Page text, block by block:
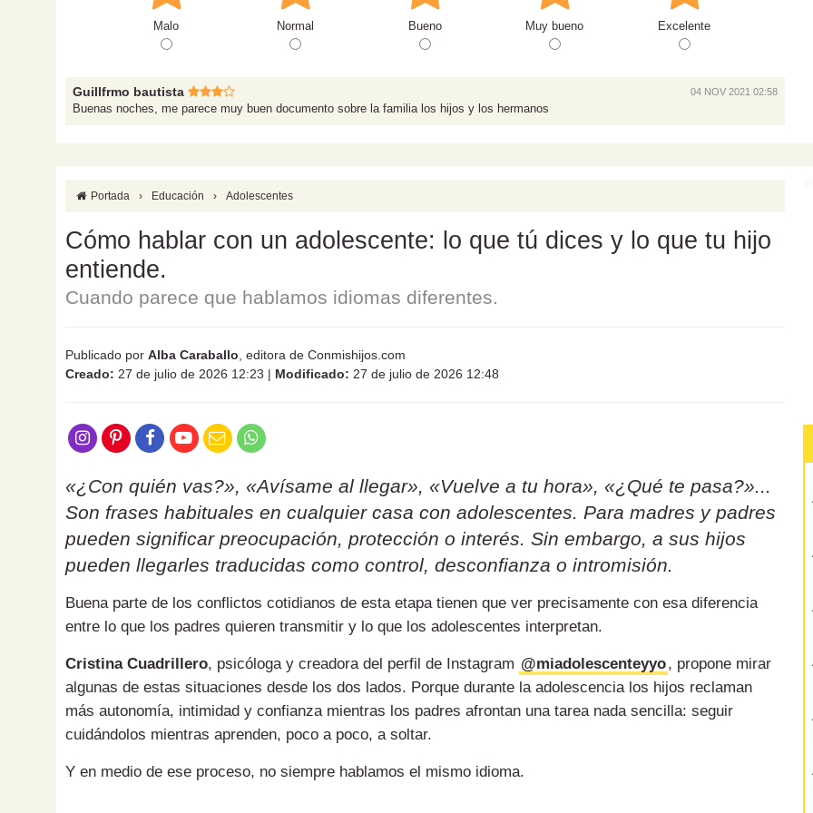
Malo Normal Bueno Muy bueno Excelente
04 NOV 2021 02:58
Guillfrmo bautista
Buenas noches, me parece muy buen documento sobre la familia los hijos y los hermanos
Portada › Educación › Adolescentes
Cómo hablar con un adolescente: lo que tú dices y lo que tu hijo
entiende.
Cuando parece que hablamos idiomas diferentes.
Publicado por Alba Caraballo , editora de Conmishijos.com
Creado: 27 de julio de 2026 12:23 | Modificado: 27 de julio de 2026 12:48
«¿Con quién vas?», «Avísame al llegar», «Vuelve a tu hora», «¿Qué te pasa?»...
Son frases habituales en cualquier casa con adolescentes. Para madres y padres
pueden significar preocupación, protección o interés. Sin embargo, a sus hijos
pueden llegarles traducidas como control, desconfianza o intromisión.
Buena parte de los conflictos cotidianos de esta etapa tienen que ver precisamente con esa diferencia
entre lo que los padres quieren transmitir y lo que los adolescentes interpretan.
Cristina Cuadrillero, psicóloga y creadora del perfil de Instagram @miadolescenteyyo, propone mirar
algunas de estas situaciones desde los dos lados. Porque durante la adolescencia los hijos reclaman
más autonomía, intimidad y confianza mientras los padres afrontan una tarea nada sencilla: seguir
cuidándolos mientras aprenden, poco a poco, a soltar.
Y en medio de ese proceso, no siempre hablamos el mismo idioma.